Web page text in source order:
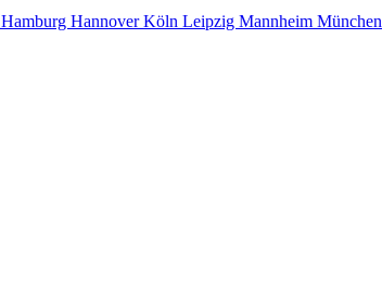
Hamburg HannoverKöln Leipzig Mannheim München